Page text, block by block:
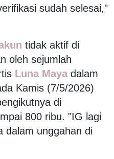
sudah selesai,"
tidak aktif di
oleh sejumlah
Luna Maya dalam
Kamis (7/5/2026)
di
800 ribu. "IG lagi
dalam unggahan di